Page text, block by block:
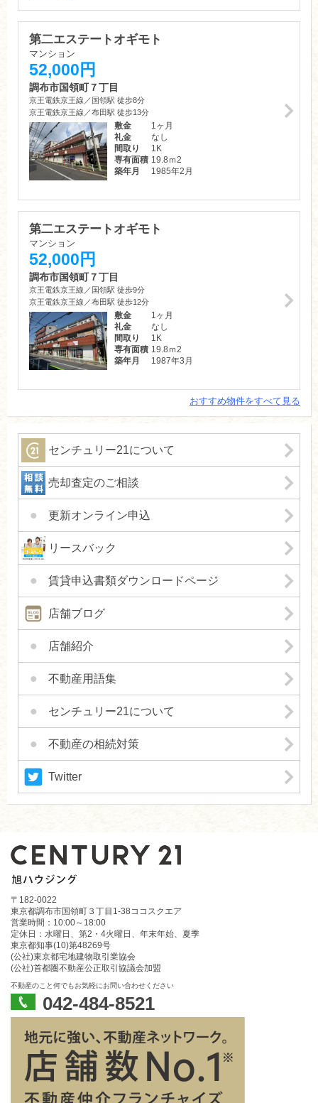
第二エステートオギモト
マンション
52,000円
調布市国領町７丁目
京王電鉄京王線／国領駅 徒歩8分
京王電鉄京王線／布田駅 徒歩13分
敷金
1ヶ月
礼金
なし
間取り
1K
専有面積 19.8ｍ2
築年月
1985年2月
第二エステートオギモト
マンション
52,000円
調布市国領町７丁目
京王電鉄京王線／国領駅 徒歩9分
京王電鉄京王線／布田駅 徒歩12分
敷金
1ヶ月
礼金
なし
間取り
1K
専有面積 19.8ｍ2
築年月
1987年3月
第二エステートオギモト
マンション
52,000円
調布市国領町７丁目
京王電鉄京王線／国領駅 徒歩9分
京王電鉄京王線／布田駅 徒歩12分
礼金
センチュリーセピア
アパート
53,000円
京王電鉄京王線／調布駅 徒歩21分
敷金
なし
礼金
なし
間取り
1R
専有面積 14.87ｍ2
築年月
スカイパレスＭ３
調布市国領町５丁目
京王電鉄京王線／国領駅 徒歩7分
間取り
1R
18.6ｍ
築年月
1993年3月
パレス富士
アパート
62,000円
調布市国領町６丁目
京王電鉄京王線／国領駅 徒歩8分
京王電鉄京王線／布田駅 徒歩9分
敷金
1ヶ月
間取り
1R
おすすめ物件をすべて見る
センチュリー21について
売却査定のご相談
更新オンライン申込
リースバック
賃貸申込書類ダウンロードページ
店舗ブログ
店舗紹介
不動産用語集
センチュリー21について
不動産の相続対策
Twitter
〒182-0022
東京都調布市国領町３丁目1-38ココスクエア
営業時間：10:00～18:00
定休日：水曜日、第2・4火曜日、年末年始、夏季
東京都知事(10)第48269号
(公社)東京都宅地建物取引業協会
(公社)首都圏不動産公正取引協議会加盟
不動産のこと何でもお気軽にお問い合わせください
042-484-8521